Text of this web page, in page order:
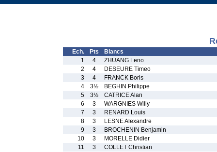
Ech. Pts
Blancs
1
4
ZHUANG Leno
2
4
DESEURE Timeo
3
4
FRANCK Boris
4
3½
BEGHIN Philippe
5
3½
CATRICE Alan
6
3
WARGNIES Willy
7
3
RENARD Louis
8
3
LESNE Alexandre
9
3
BROCHENIN Benjamin
10
3
MORELLE Didier
11
3
COLLET Christian